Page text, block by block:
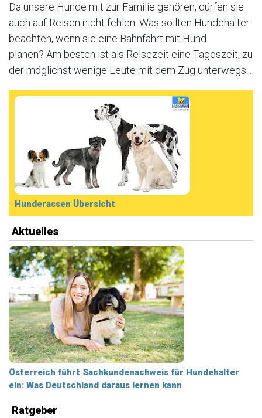
Da unsere Hunde mit zur Familie gehören, dürfen sie
auch auf Reisen nicht fehlen. Was sollten Hundehalter
beachten, wenn sie eine Bahnfahrt mit Hund
planen? Am besten ist als Reisezeit eine Tageszeit, zu
der möglichst wenige Leute mit dem Zug unterwegs...
Hunderassen Übersicht
Aktuelles
Österreich führt Sachkundenachweis für Hundehalter
ein: Was Deutschland daraus lernen kann
Ratgeber